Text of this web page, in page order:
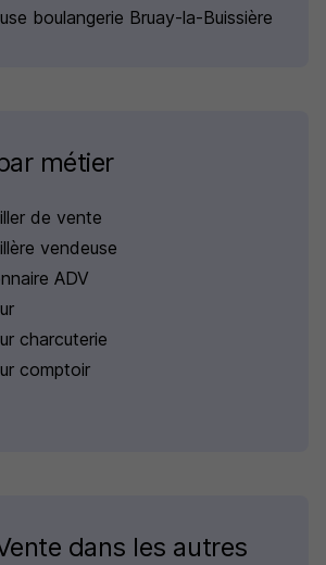
boulangerie Bruay-la-Buissière
métier
de vente
vendeuse
ADV
charcuterie
comptoir
dans les autres